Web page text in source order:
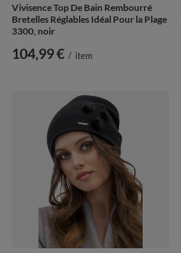
Vivisence Top De Bain Rembourré
Bretelles Réglables Idéal Pour la Plage
3300, noir
104,99 € / item